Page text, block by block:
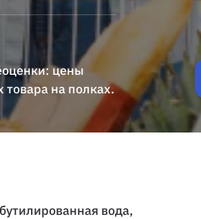
цены
товара на полках.
вода,